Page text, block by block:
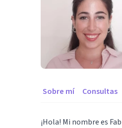
Sobre mí Consultas
¡Hola! Mi nombre es